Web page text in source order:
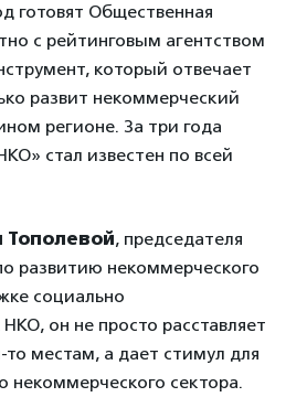
готовят Общественная
с рейтинговым агентством
который отвечает
развит некоммерческий
регионе. За три года
стал известен по всей
Тополевой, председателя
развитию некоммерческого
социально
он не просто расставляет
местам, а дает стимул для
некоммерческого сектора.